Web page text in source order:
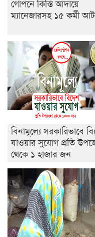
ইসলামের ইতিহাস ও
নেতৃত্ব ইসতিয়াক-মাহফুজ
ডাকসুতে শিবিরের
রাজশাহীতে
শেষ সময়ে ভোট
গোপনে কিস্তি আদায়ে
ম্যানেজারসহ ১৫ কর্মী
বিনামূল্যে সরকারিভাবে
যাওয়ার সুযোগ প্রতি
থেকে ১ হাজার জন